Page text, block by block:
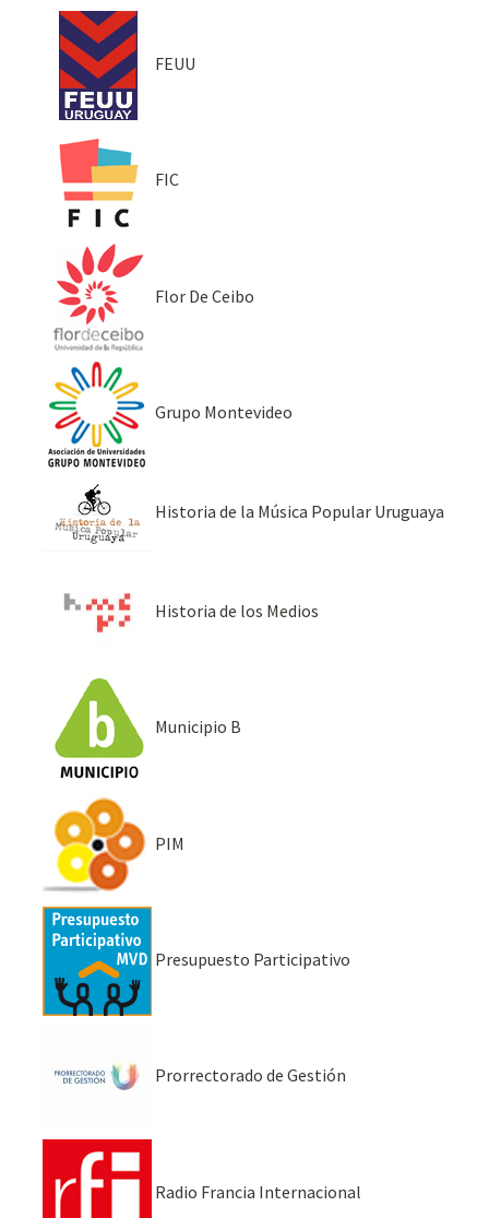
FEUU
FIC
Flor De Ceibo
Grupo Montevideo
Historia de la Música Popular Uruguaya
Historia de los Medios
Municipio B
PIM
Presupuesto Participativo
Prorrectorado de Gestión
Radio Francia Internacional